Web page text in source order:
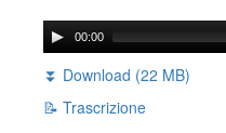
00:00
⏬ Download (22 MB)
📝 Trascrizione